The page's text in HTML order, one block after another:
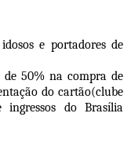
e portadores de
de 50% na compra de
do cartão(clube
do Brasília